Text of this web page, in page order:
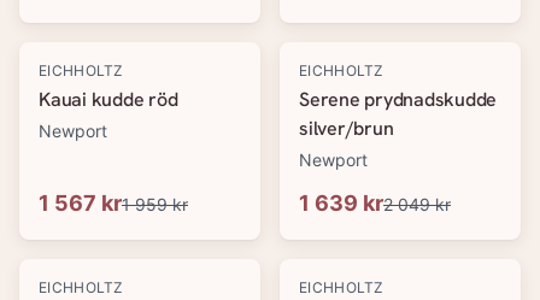
-20%
EICHHOLTZ
Kauai kudde röd
Newport
1 567 kr1 959 kr
-20%
EICHHOLTZ
Serene prydnadskudde
silver/brun
Newport
1 639 kr2 049 kr
-20%
EICHHOLTZ -20%
EICHHOLTZ